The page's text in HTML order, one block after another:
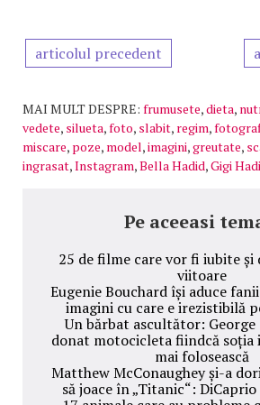
articolul precedent
MAI MULT DESPRE: frumusete,dieta,
vedete, silueta,foto, slabit, regim,
miscare, poze, model,imagini,greutate,
ingrasat,Instagram,Bella Hadid,Gigi
Pe aceeasi
25 de filme care vor fi iubite și
viitoare
Eugenie Bouchard își aduce
imagini cu care e irezistibilă
Un bărbat ascultător: George
donat motocicleta fiindcă soția
mai folosească
Matthew McConaughey și-a
să joace în „Titanic“: